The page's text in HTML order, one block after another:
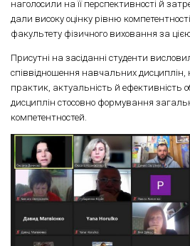
наголосили на її перспективності й
дали високу оцінку рівню
факультету фізичного виховання за
Присутні на засіданні студенти
співвідношення навчальних
практик, актуальність й ефективність
дисциплін стосовно формування
компетентностей.